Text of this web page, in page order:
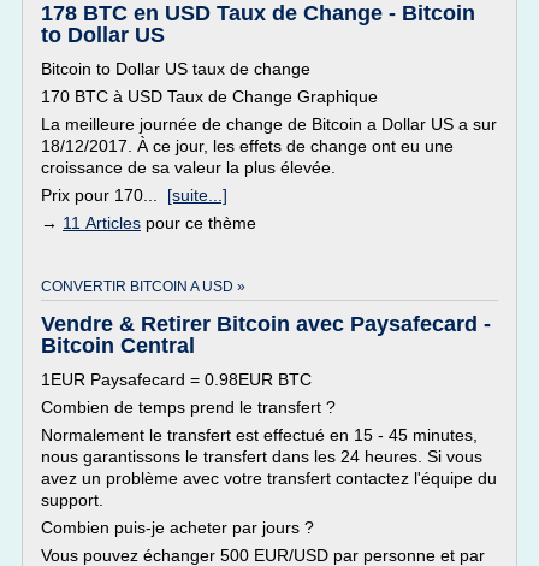
178 BTC en USD Taux de Change - Bitcoin
to Dollar US
Bitcoin to Dollar US taux de change
170 BTC à USD Taux de Change Graphique
La meilleure journée de change de Bitcoin a Dollar US a sur
18/12/2017. À ce jour, les effets de change ont eu une
croissance de sa valeur la plus élevée.
Prix pour 170... [suite...]
→ 11 Articles pour ce thème
CONVERTIR BITCOIN A USD »
Vendre & Retirer Bitcoin avec Paysafecard -
Bitcoin Central
1EUR Paysafecard = 0.98EUR BTC
Combien de temps prend le transfert ?
Normalement le transfert est effectué en 15 - 45 minutes,
nous garantissons le transfert dans les 24 heures. Si vous
avez un problème avec votre transfert contactez l'équipe du
support.
Combien puis-je acheter par jours ?
Vous pouvez échanger 500 EUR/USD par personne et par